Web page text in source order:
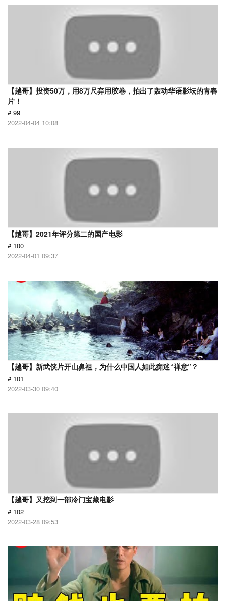
【越哥】投资50万，用8万尺弃用胶卷，拍出了轰动华语影坛的青春
片！
# 99
2022-04-04 10:08
【越哥】2021年评分第二的国产电影
# 100
2022-04-01 09:37
【越哥】新武侠片开山鼻祖，为什么中国人如此痴迷“禅意”？
# 101
2022-03-30 09:40
【越哥】又挖到一部冷门宝藏电影
# 102
2022-03-28 09:53